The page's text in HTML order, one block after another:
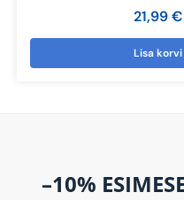
21,99€
Lisa korvi
–10%